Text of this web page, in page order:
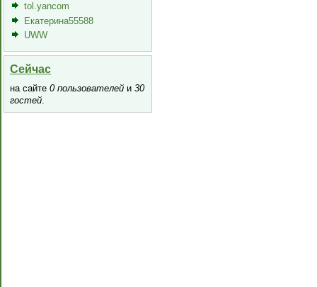
tol.yancom
Екатерина55588
UWW
Сейчас
на сайте 0 пользователей и 30
гостей.